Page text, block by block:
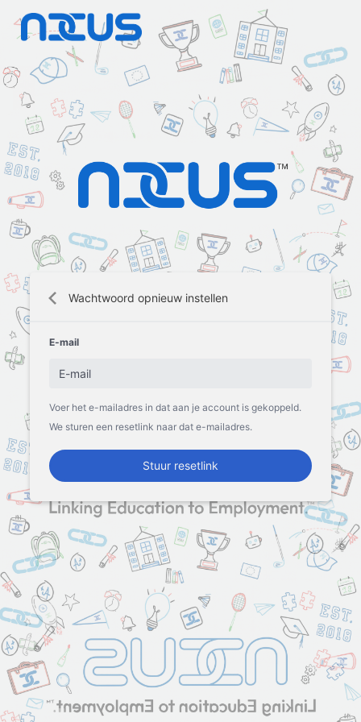
Wachtwoord opnieuw instellen
Voer het e-mailadres in dat aan je account is gekoppeld.
We sturen een resetlink naar dat e-mailadres.
E-mail